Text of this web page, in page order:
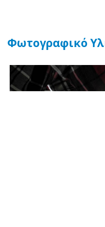
Φωτογραφικό